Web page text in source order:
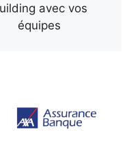
avec vos
équipes